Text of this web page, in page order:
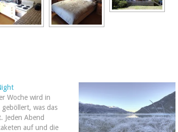
Woche wird in
geböllert, was das
Jeden Abend
auf und die